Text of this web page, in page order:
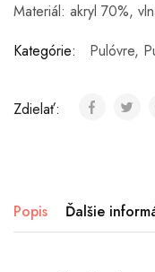
Materiál: akryl 70%,
Kategórie:
Pulóvre,
Zdielať:
Popis Ďalšie